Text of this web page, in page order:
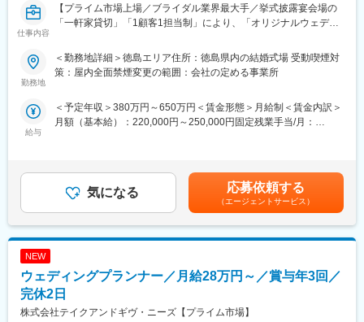
す。
インセンティブは契約内容によって金額が異なります。また、四
半期に一度表彰制度があり、一定の成績を上げると結婚式場で食
事会がございます。
■組織構成：
■入社後について：
入社後の3か月間は研修を行いながら、先輩社員の営業に同行して
現場も学びます。また、1年間はメンバーとして営業を行います
が、ゆくゆくはチームリーダーや支店長になっていただきたいと
■休日について：
お客様の都合にもよりますが、長期休暇や土日祝は比較的取りや
すいです。
仕事内容
【プライム市場上場／ブライダル業界最大手／挙式披露宴会場の
「一軒家貸切」「1顧客1担当制」により、「オリジナルウェディ
ご入社後は約半年-2年程ウェディングプランナーとして現場を経
験、及びマネージャー候補研修を受けて頂き、自社が展開してい
■仕事内容：
【ウェディングプランナー】
【マネージャー】
◆式場の業績管理
お客様の組数・成約数・成約率・単価・売上・原価・販管費・利
益などを算出し、データを細かく分析し各月・四半期・半期・通
ます。
◆各セクションのマネジメント業務
プランナーから料理、装花、美容、衣装、写真撮影など、各部署
のリーダーやスタッフと連携を取りながら、店舗全体のマネジメ
勤務地
＜勤務地詳細＞徳島エリア住所：徳島県内の結婚式場 受動喫煙対
策：屋内全面禁煙変更の範囲：会社の定める事業所
給与
＜予定年収＞380万円～650万円＜賃金形態＞月給制＜賃金内訳＞
月額（基本給）：220,000円～250,000円固定残業手当/月：
は年齢、ご経験スキルを考慮のうえ、決定します。月間30時間の
みなし残業時間を超過した分は残業手当を支給■昇給:年2回■賞与:
年2回賃金はあくまでも目安の金額であり、選考を通じて上下する
可能性があります。月給(月額)は固定手当を含めた表記です。
気になる 応募依頼する
（エージェントサービス）
NEW
ウェディングプランナー／月給28万円～／賞与年3回／
完休2日
株式会社テイクアンドギヴ・ニーズ【プライム市場】